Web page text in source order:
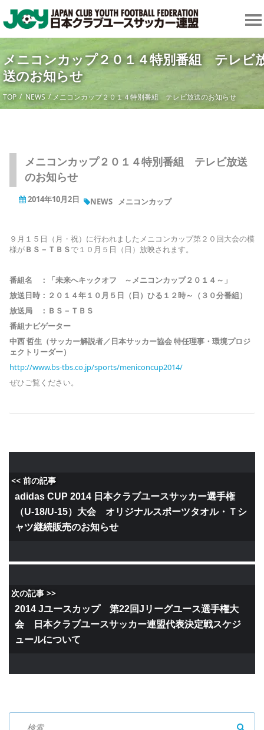
メニコンカップ２０１４特別番組 テレビ
送のお知らせ
TOP NEWS メニコンカップ２０１４特別番組 テレビ放送のお知らせ
メニコンカップ２０１４特別番組 テレビ放送
のお知らせ
2014年10月2日 NEWS メニコンカップ
９月１５日（月・祝）に行われましたメニコンカップ第２０回大会の模
様がＢＳ－ＴＢＳで１０月５日（日）放映されます。
番組名 ：「未来へキックオフ ～メニコンカップ２０１４～」
放送日時：２０１４年１０月５日（日）ひる１２時～（３０分番組）
放送局 ：ＢＳ－ＴＢＳ
番組ナビゲーター
中西 哲生（サッカー解説者／日本サッカー協会 特任理事・環境プロジ
ェクトリーダー）
http://www.bs-tbs.co.jp/sports/meniconcup2014/
ぜひご覧ください。
<< 前の記事
adidas CUP 2014 日本クラブユースサッカー選手権
（U-18/U-15）大会 オリジナルスポーツタオル・Ｔシ
ャツ継続販売のお知らせ
次の記事 >>
2014 Jユースカップ 第22回Jリーグユース選手権大
会 日本クラブユースサッカー連盟代表決定戦スケジ
ュールについて